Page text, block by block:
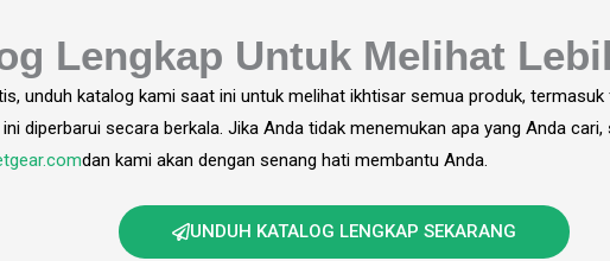
Lengkap Untuk Melihat
unduh katalog kami saat ini untuk melihat ikhtisar semua produk,
diperbarui secara berkala. Jika Anda tidak menemukan apa yang Anda
dan kami akan dengan senang hati membantu Anda.
UNDUH KATALOG LENGKAP SEKARANG